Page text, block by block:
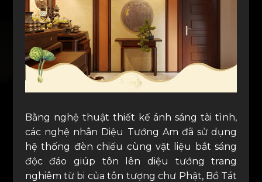
Bằng nghệ thuật thiết kế ánh sáng tài tình,
các nghệ nhân Diệu Tướng Am đã sử dụng
hệ thống đèn chiếu cùng vật liệu bắt sáng
độc đáo giúp tôn lên diệu tướng trang
nghiêm từ bi của tôn tượng chư Phật, Bồ Tát